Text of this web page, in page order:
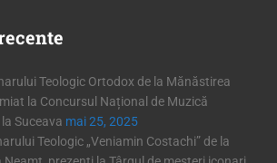
Teologic Ortodox de la Mănăstirea
la Concursul Național de Muzică
Suceava mai 25, 2025
Teologic „Veniamin Costachi” de la